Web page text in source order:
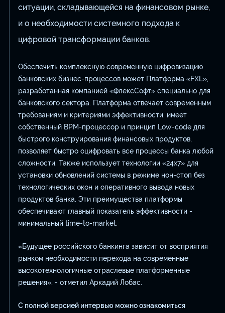
ситуации, складывающейся на финансовом рынке,
и о необходимости системного подхода к
цифровой трансформации банков.
Обеспечить комплексную современную цифровизацию
банковских бизнес-процессов может Платформа «FXL»,
разработанная компанией «ФлексСофт» специально для
банковского сектора. Платформа отвечает современным
требованиям и критериями эффективности, имеет
собственный BPM-процессор и принцип Low-code для
быстрого конструирования финансовых продуктов,
позволяет быстро оцифровать все процессы банка любой
сложности. Также использует технологии «24х7» для
установки обновлений системы в режиме нон-стоп без
технологических окон и оперативного вывода новых
продуктов банка. Эти преимущества платформы
обеспечивают главный показатель эффективности -
минимальный time-to-market.
«Будущее российского банкинга зависит от восприятия
рынком необходимости перехода на современные
высокотехнологичные отраслевые платформенные
решения», - отметил Аркадий Лобас.
С полной версией интервью можно ознакомиться